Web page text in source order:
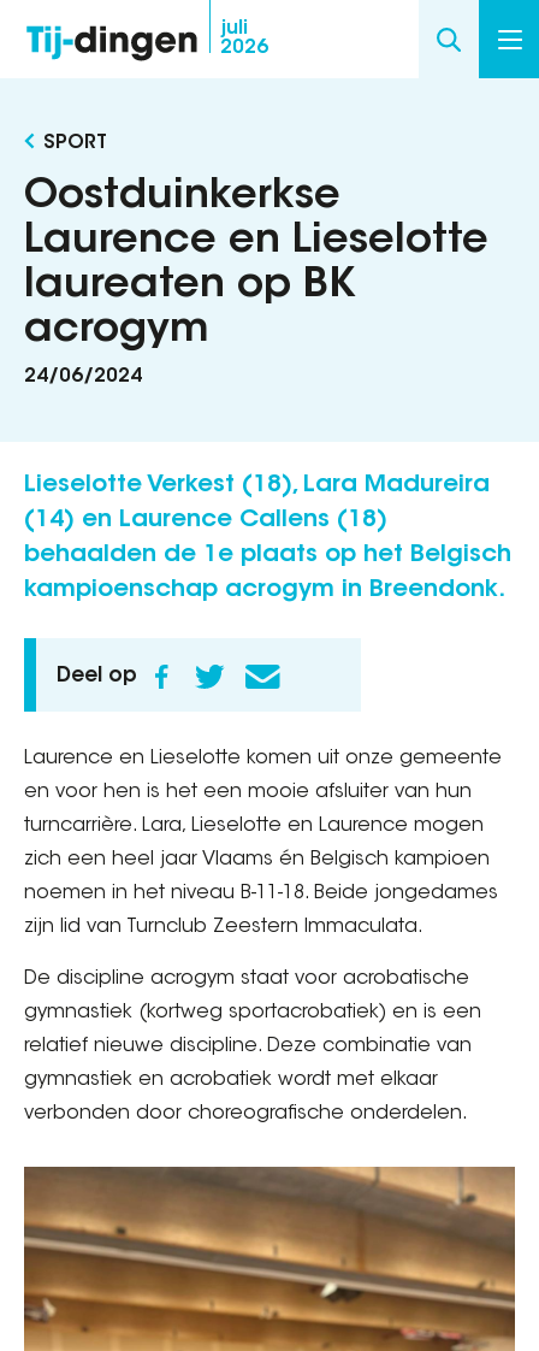
inhoud
gaan
juli
2026
SPORT
Oostduinkerkse
Laurence en Lieselotte
laureaten op BK
acrogym
24/06/2024
Lieselotte Verkest (18), Lara Madureira
(14) en Laurence Callens (18)
behaalden de 1e plaats op het Belgisch
kampioenschap acrogym in Breendonk.
Deel op
Laurence en Lieselotte komen uit onze gemeente
en voor hen is het een mooie afsluiter van hun
turncarrière. Lara, Lieselotte en Laurence mogen
zich een heel jaar Vlaams én Belgisch kampioen
noemen in het niveau B-11-18. Beide jongedames
zijn lid van Turnclub Zeestern Immaculata.
De discipline acrogym staat voor acrobatische
gymnastiek (kortweg sportacrobatiek) en is een
relatief nieuwe discipline. Deze combinatie van
gymnastiek en acrobatiek wordt met elkaar
verbonden door choreografische onderdelen.